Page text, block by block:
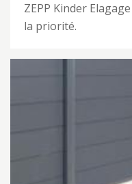
ZEPP Kinder
la priorité.